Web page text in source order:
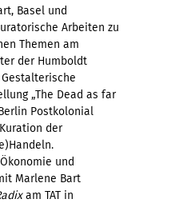
Basel und
Arbeiten zu
Themen am
der Humboldt
„The Dead as far
Postkolonial
der
und
Marlene Bart
am TAT in